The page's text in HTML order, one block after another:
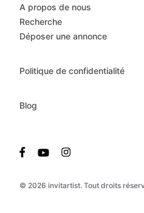
© 2026 invitartist. Tout droits
A propos de nous
Recherche
Déposer une annonce
Politique de confidentialité
Blog